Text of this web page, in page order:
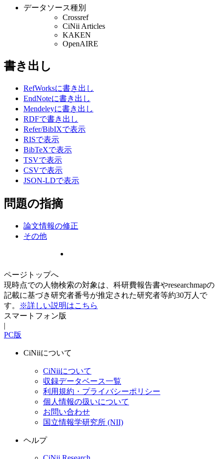
データソース種別
Crossref
CiNii Articles
KAKEN
OpenAIRE
書き出し
RefWorksに書き出し
EndNoteに書き出し
Mendeleyに書き出し
RDFで書き出し
Refer/BibIXで表示
RISで表示
BibTeXで表示
TSVで表示
CSVで表示
JSON-LDで表示
問題の指摘
論文情報の修正
その他
ページトップへ
現時点での人物検索の対象は、科研費報告書やresearchmapの
記載に基づき研究者番号が推定された研究者等約30万人で
す。
※詳しい説明はこちら
スマートフォン版
|
PC版
CiNiiについて
CiNiiについて
収録データベース一覧
利用規約・プライバシーポリシー
個人情報の扱いについて
お問い合わせ
国立情報学研究所 (NII)
ヘルプ